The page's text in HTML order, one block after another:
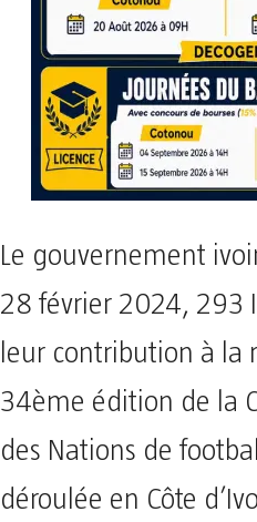
Le gouvernement
28 février 2024, 293
leur contribution à la
34ème édition de la
des Nations de
déroulée en Côte